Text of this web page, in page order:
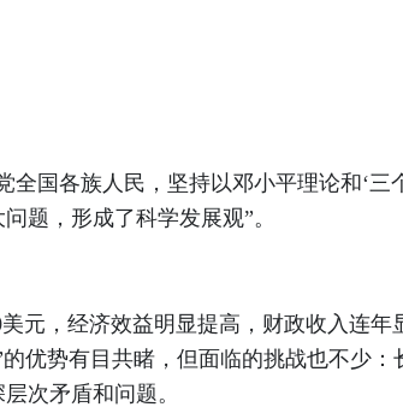
国各族人民，坚持以邓小平理论和‘三
题，形成了科学发展观”。
元，经济效益明显提高，财政收入连年
优势有目共睹，但面临的挑战也不少：
次矛盾和问题。